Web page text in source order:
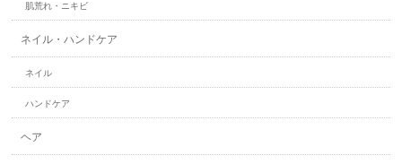
肌荒れ・ニキビ
ネイル・ハンドケア
ネイル
ハンドケア
ヘア